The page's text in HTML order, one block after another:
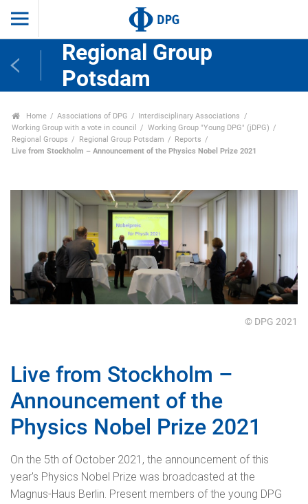
Regional Group
Potsdam
Home Associations of DPG
Interdisciplinary Associations
Working Group with a vote in council
Working Group "Young DPG" (jDPG)
Regional Groups
Regional Group Potsdam
Reports
Live from Stockholm – Announcement of the Physics Nobel Prize 2021
© DPG 2021
Live from Stockholm –
Announcement of the
Physics Nobel Prize 2021
On the 5th of October 2021, the announcement of this
year's Physics Nobel Prize was broadcasted at the
Magnus-Haus Berlin. Present members of the young DPG